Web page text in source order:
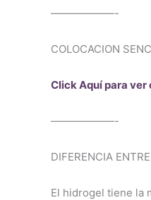
——————-
COLOCACION
Click Aquí para ver
——————-
DIFERENCIA
El hidrogel tiene la